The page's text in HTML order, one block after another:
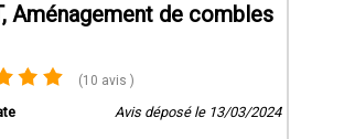
Aménagement de combles
(10 avis )
Avis déposé le 13/03/2024